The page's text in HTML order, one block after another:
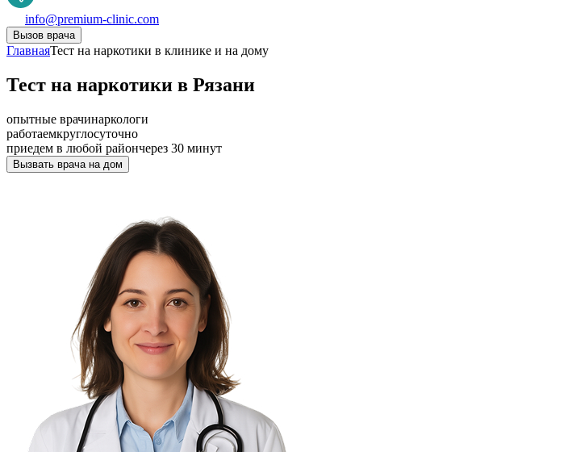
info@premium-clinic.com
Вызов врача
ГлавнаяТест на наркотики в клинике и на дому
Тест на наркотики в Рязани
опытные врачинаркологи
работаемкруглосуточно
приедем в любой райончерез 30 минут
Вызвать врача на дом